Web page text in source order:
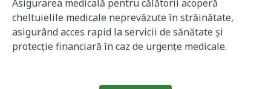
Asigurarea medicală pentru călătorii acoperă
cheltuielile medicale neprevăzute în străinătate,
asigurând acces rapid la servicii de sănătate și
protecție financiară în caz de urgențe medicale.